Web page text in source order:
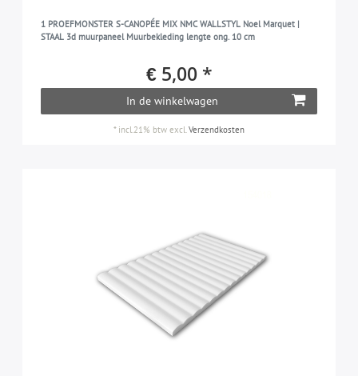
1 PROEFMONSTER S-CANOPÉE MIX NMC WALLSTYL Noel Marquet |
STAAL 3d muurpaneel Muurbekleding lengte ong. 10 cm
€ 5,00 *
In de winkelwagen
* incl.21% btw excl.Verzendkosten